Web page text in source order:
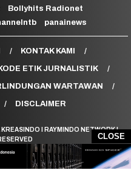
CLOSE
Bollyhits Radionet
panainews
KONTAK KAMI
ETIK JURNALISTIK
WARTAWAN
DISCLAIMER
I RAYMINDO NETWORK |